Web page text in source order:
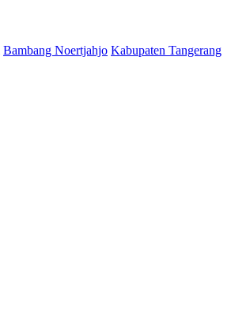
Bambang Noertjahjo Kabupaten Tangerang